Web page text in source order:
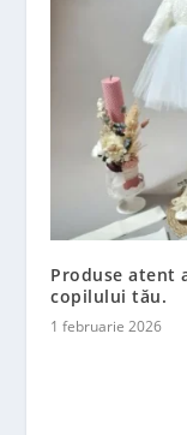
Produse atent
copilului tău.
1 februarie 2026